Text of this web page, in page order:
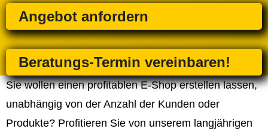
Angebot anfordern
Beratungs-Termin vereinbaren!
Sie wollen einen profitablen E-Shop erstellen lassen,
unabhängig von der Anzahl der Kunden oder
Produkte? Profitieren Sie von unserem langjährigen